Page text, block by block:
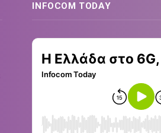
INFOCOM TODAY